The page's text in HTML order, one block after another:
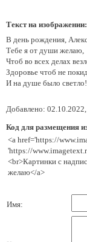
Текст на изображении:
В день рождения,
Тебе я от души желаю,
Чтоб во всех делах
Здоровье чтоб не
И на душе было светло!
Добавлено:
Код для размещения
<a href='https://
'https://
<br>Картинки с
желаю</a>
Имя: